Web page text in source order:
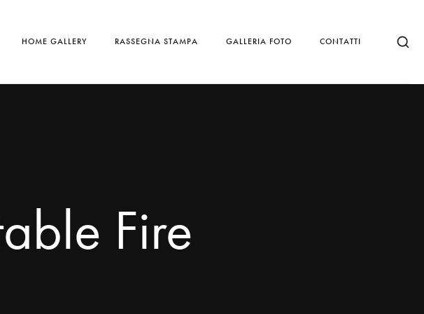
HOME GALLERY RASSEGNA STAMPA GALLERIA FOTO CONTATTI
Fire